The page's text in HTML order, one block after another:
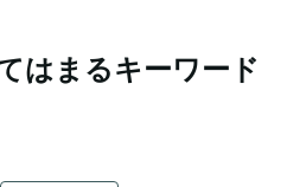
はまるキーワード